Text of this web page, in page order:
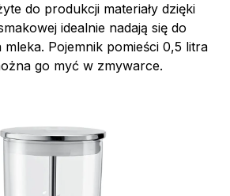
do produkcji materiały dzięki
idealnie nadają się do
Pojemnik pomieści 0,5 litra
go myć w zmywarce.